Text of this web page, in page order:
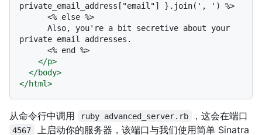
private_email_address["email"] }.join(', ') %>
private email addresses.
</p>
</body>
</html>
从命令行中调用 ruby advanced_server.rb ，这会在端口
4567
上启动你的服务器，该端口与我们使用简单 Sinatra